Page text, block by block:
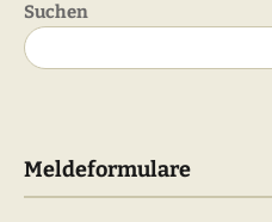
Suchen
Meldeformulare